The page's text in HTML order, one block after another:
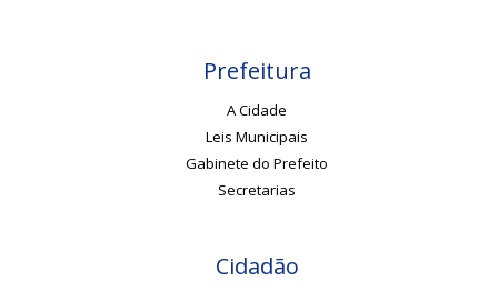
Prefeitura
A Cidade
Leis Municipais
Gabinete do Prefeito
Secretarias
Cidadão